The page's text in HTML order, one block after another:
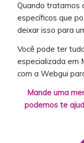
Quando tratamos
específicos que
deixar isso para
Você pode ter
especializada em
com a Webgui
Mande uma
podemos te